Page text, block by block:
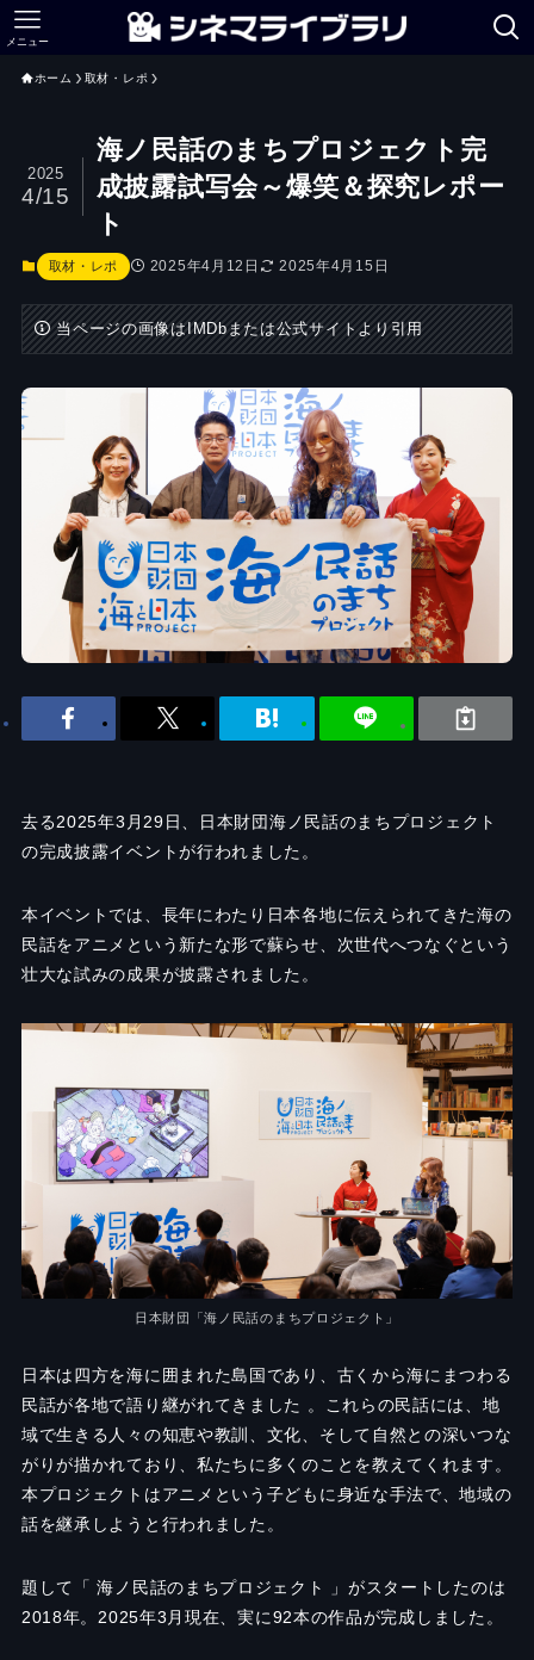
メニュー
ホーム 取材・レポ
海ノ民話のまちプロジェクト完
成披露試写会～爆笑＆探究レポー
ト
2025
4/15
取材・レポ 2025年4月12日 2025年4月15日
当ページの画像はIMDbまたは公式サイトより引用
去る2025年3月29日、日本財団海ノ民話のまちプロジェクト
の完成披露イベントが行われました。
本イベントでは、長年にわたり日本各地に伝えられてきた海の
民話をアニメという新たな形で蘇らせ、次世代へつなぐという
壮大な試みの成果が披露されました。
日本財団「海ノ民話のまちプロジェクト」
日本は四方を海に囲まれた島国であり、古くから海にまつわる
民話が各地で語り継がれてきました 。これらの民話には、地
域で生きる人々の知恵や教訓、文化、そして自然との深いつな
がりが描かれており、私たちに多くのことを教えてくれます。
本プロジェクトはアニメという子どもに身近な手法で、地域の
話を継承しようと行われました。
題して「 海ノ民話のまちプロジェクト 」がスタートしたのは
2018年。2025年3月現在、実に92本の作品が完成しました。